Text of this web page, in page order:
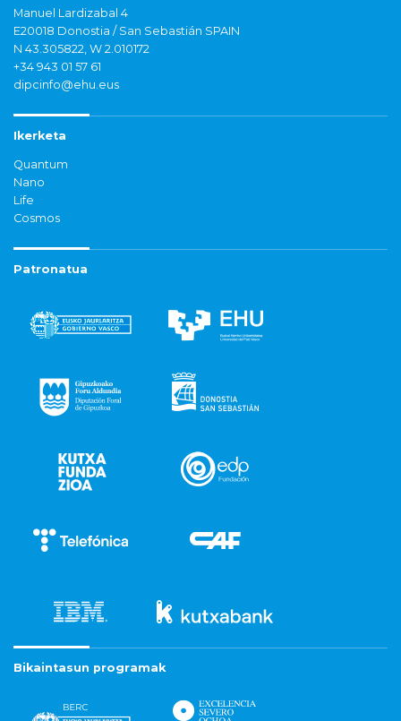
Manuel Lardizabal 4
E20018 Donostia / San Sebastián SPAIN
N 43.305822, W 2.010172
+34 943 01 57 61
dipcinfo@ehu.eus
Ikerketa
Quantum
Nano
Life
Cosmos
Patronatua
Bikaintasun programak